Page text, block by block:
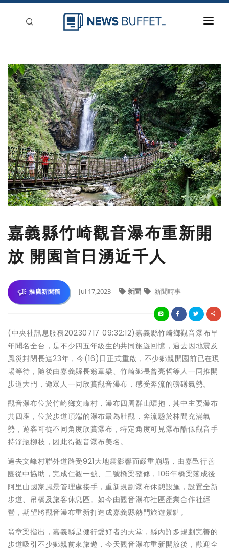
新聞稿分類
登入
刊登
嘉義縣竹崎觀音瀑布重新開
放 開園首日湧近千人
推廣新聞稿 Jul 17,2023 新聞 新聞時事
(中央社訊息服務20230717 09:32:12)嘉義縣竹崎鄉觀音瀑布早
年聞名全台，是不少四五年級生的共同旅遊回憶，過去因地震及
風災封閉長達23年，今(16)日正式重啟，不少鄉親開園前已在現
場等待，隨後由嘉義縣長翁章梁、竹崎鄉長曾亮哲等人一同推開
步道大門，邀眾人一同欣賞觀音瀑布，感受奔流的磅礡氣勢。
觀音瀑布位於竹崎鄉文峰村，瀑布四周群山環抱，其中主要瀑布
共四座，位於步道頂端的瀑布最為壯觀，奔流懸於林間充滿氣
勢，遊客可從不同角度欣賞瀑布，特定角度可見瀑布酷似觀音手
持淨瓶柳枝，因此得觀音瀑布美名。
過去文峰村聯外道路受921大地震影響而嚴重崩塌，由嘉邑行善
團從中協助，完成仁觀一號、二號橋梁整修，106年橋梁落成後
阿里山國家風景管理處接手，重新規劃瀑布休憩設施，設置全新
步道、吊橋及旅客休息區。如今由觀音瀑布社區產業合作社經
營，期望將觀音瀑布重新打造成嘉義縣熱門旅遊景點。
翁章梁指出，嘉義縣是健行愛好者的天堂，縣內許多規劃完善的
步道吸引不少鄉親前來旅遊，今天觀音瀑布重新開放後，歡迎全